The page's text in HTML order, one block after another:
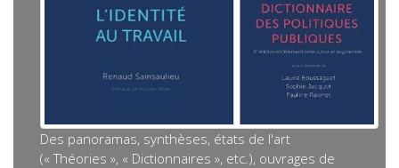
Des panoramas, synthèses, états de l'art
(« Théories », « Dictionnaires », etc.), ouvrages de